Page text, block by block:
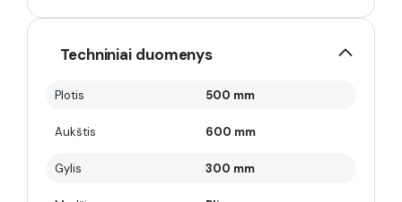
Techniniai duomenys
Plotis 500 mm
Aukštis 600 mm
Gylis 300 mm